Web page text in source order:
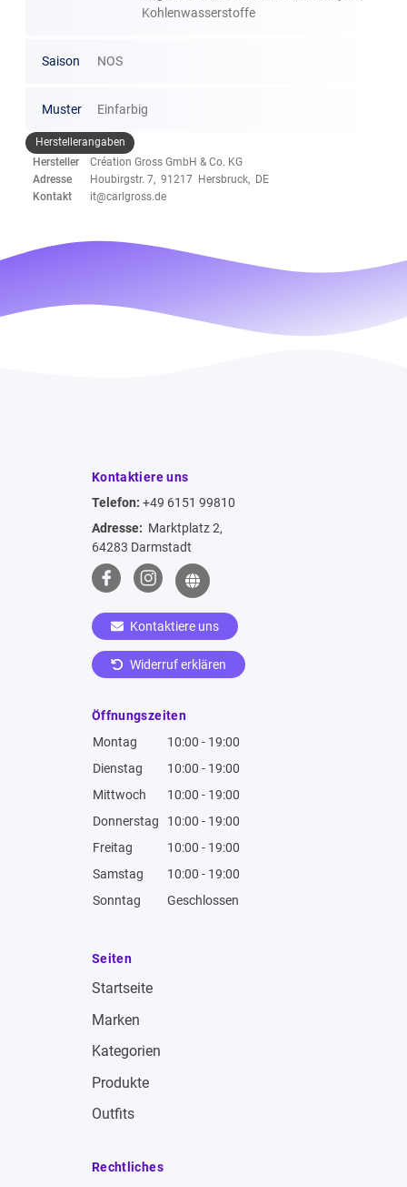
Kohlenwasserstoffe
Saison NOS
Muster Einfarbig
Herstellerangaben
Hersteller
Création Gross GmbH & Co. KG
Adresse
Houbirgstr. 7, 91217 Hersbruck, DE
Kontakt
it@carlgross.de
Kontaktiere uns
Telefon: +49 6151 99810
Adresse: Marktplatz 2,
64283 Darmstadt
Kontaktiere uns
Widerruf erklären
Öffnungszeiten
Montag
10:00 - 19:00
Dienstag
10:00 - 19:00
Mittwoch
10:00 - 19:00
Donnerstag
10:00 - 19:00
Freitag
10:00 - 19:00
Samstag
10:00 - 19:00
Sonntag
Geschlossen
Seiten
Startseite
Marken
Kategorien
Produkte
Outfits
Rechtliches